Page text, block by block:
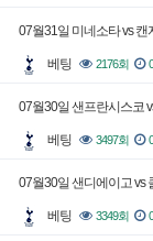
07월31일 미네소타 vs
베팅 2176회
07월30일 샌프란시스코
베팅 3497회
07월30일 샌디에이고 vs
베팅 3349회